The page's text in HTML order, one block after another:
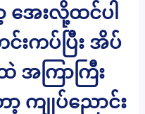
အေးလို့ထင်ပါ
ကပ်ပြီး အိပ်
ကြာကြီး
ော့ ကျုပ်ညောင်း